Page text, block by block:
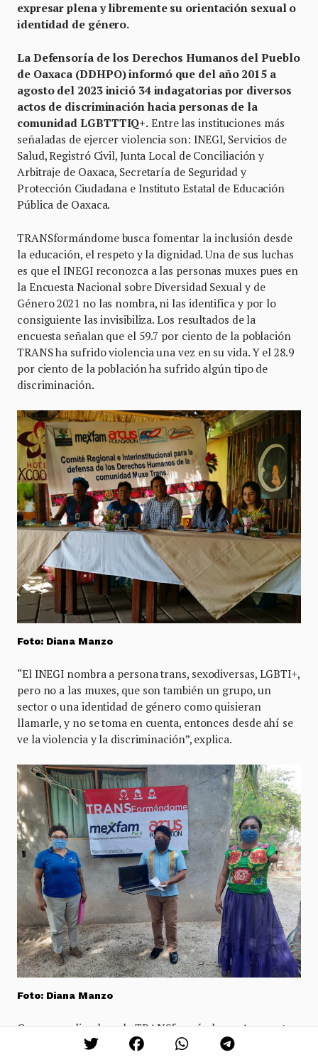
expresar plena y libremente su orientación sexual o
identidad de género.
La Defensoría de los Derechos Humanos del Pueblo
de Oaxaca (DDHPO) informó que del año 2015 a
agosto del 2023 inició 34 indagatorias por diversos
actos de discriminación hacia personas de la
comunidad LGBTTTIQ+. Entre las instituciones más
señaladas de ejercer violencia son: INEGI, Servicios de
Salud, Registró Civil, Junta Local de Conciliación y
Arbitraje de Oaxaca, Secretaría de Seguridad y
Protección Ciudadana e Instituto Estatal de Educación
Pública de Oaxaca.
TRANSformándome busca fomentar la inclusión desde
la educación, el respeto y la dignidad. Una de sus luchas
es que el INEGI reconozca a las personas muxes pues en
la Encuesta Nacional sobre Diversidad Sexual y de
Género 2021 no las nombra, ni las identifica y por lo
consiguiente las invisibiliza. Los resultados de la
encuesta señalan que el 59.7 por ciento de la población
TRANS ha sufrido violencia una vez en su vida. Y el 28.9
por ciento de la población ha sufrido algún tipo de
discriminación.
Foto: Diana Manzo
“El INEGI nombra a persona trans, sexodiversas, LGBTI+,
pero no a las muxes, que son también un grupo, un
sector o una identidad de género como quisieran
llamarle, y no se toma en cuenta, entonces desde ahí se
ve la violencia y la discriminación”, explica.
Foto: Diana Manzo
Como coordinadora de TRANSformándome, Amaranta
acepta que los actos de discriminación no son tan fáciles